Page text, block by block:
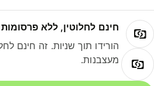
חינם לחלוטין, ללא פרסומות
הורידו תוך שניות. זה חינם
מעצבנות.